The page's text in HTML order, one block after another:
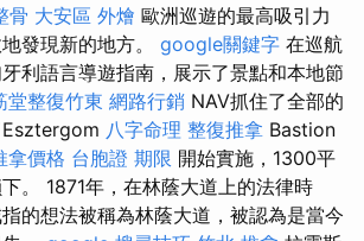
骨 大安區 外燴 歐洲巡遊的最高吸引力
發現新的地方。 google關鍵字 在巡航
利語言導遊指南，展示了景點和本地節
堂整復竹東 網路行銷 NAV抓住了全部的
八字命理 整復推拿 Bastion
拿價格 台胞證 期限 開始實施，1300平
。 1871年，在林蔭大道上的法律時
的想法被稱為林蔭大道，被認為是當今